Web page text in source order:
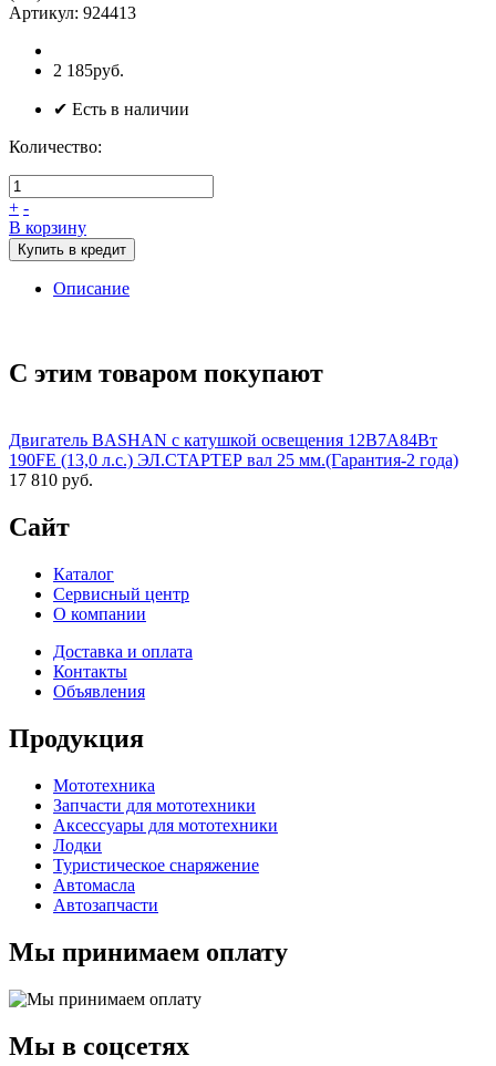
Артикул: 924413
2 185руб.
✔ Есть в наличии
Количество:
+ -
В корзину
Купить в кредит
Описание
С этим товаром покупают
Двигатель BASHAN с катушкой освещения 12В7А84Вт
190FE (13,0 л.с.) ЭЛ.СТАРТЕР вал 25 мм.(Гарантия-2 года)
17 810 руб.
Сайт
Каталог
Сервисный центр
О компании
Доставка и оплата
Контакты
Объявления
Продукция
Мототехника
Запчасти для мототехники
Аксессуары для мототехники
Лодки
Туристическое снаряжение
Автомасла
Автозапчасти
Мы принимаем оплату
Мы в соцсетях